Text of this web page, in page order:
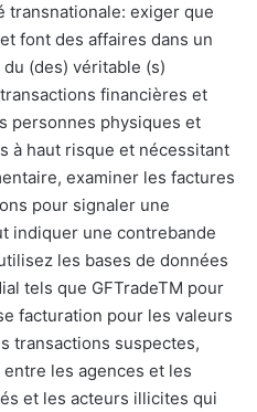
transnationale: exiger que
font des affaires dans un
(des) véritable (s)
financières et
personnes physiques et
à haut risque et nécessitant
examiner les factures
pour signaler une
indiquer une contrebande
les bases de données
tels que GFTradeTM pour
facturation pour les valeurs
transactions suspectes,
les agences et les
et les acteurs illicites qui